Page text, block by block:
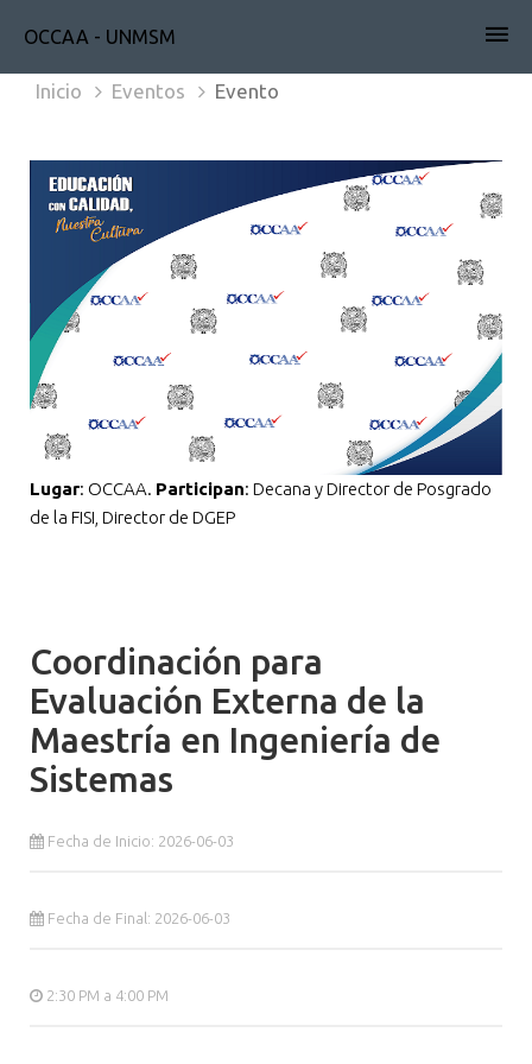
OCCAA - UNMSM
Inicio Eventos Evento
Lugar: OCCAA. Participan: Decana y Director de Posgrado
de la FISI, Director de DGEP
Coordinación para
Evaluación Externa de la
Maestría en Ingeniería de
Sistemas
Fecha de Inicio: 2026-06-03
Fecha de Final: 2026-06-03
2:30 PM a 4:00 PM